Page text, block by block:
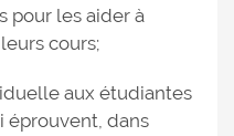
pour les aider à
cours;
aux étudiantes
éprouvent, dans